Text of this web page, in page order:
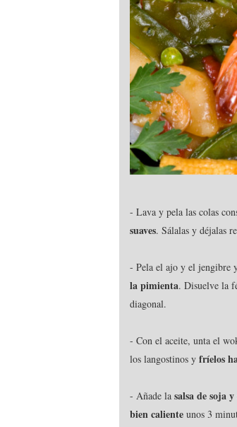
- Lava y pela las colas
suaves. Sálalas y déjalas
- Pela el ajo y el jengibre
la pimienta. Disuelve la
diagonal.
- Con el aceite, unta el
los langostinos yfríelos
- Añade lasalsa de soja
bien caliente unos 3